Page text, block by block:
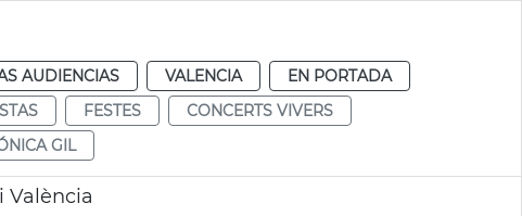
AUDIENCIAS VALENCIA
EN PORTADA
FESTES
CONCERTS VIVERS
GIL
València